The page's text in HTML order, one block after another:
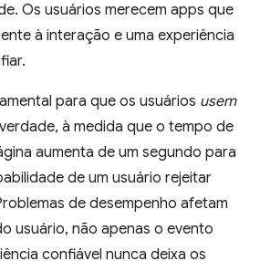
Os usuários merecem apps que
à interação e uma experiência
para que os usuários usem
à medida que o tempo de
aumenta de um segundo para
de um usuário rejeitar
de desempenho afetam
usuário, não apenas o evento
confiável nunca deixa os